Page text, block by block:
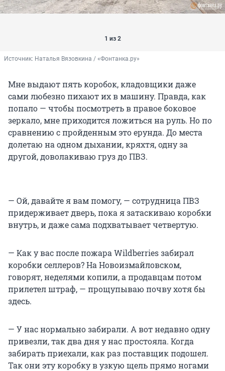
1 из 2
Источник: Наталья Вязовкина / «Фонтанка.ру»
Мне выдают пять коробок, кладовщики даже
сами любезно пихают их в машину. Правда, как
попало — чтобы посмотреть в правое боковое
зеркало, мне приходится ложиться на руль. Но по
сравнению с пройденным это ерунда. До места
долетаю на одном дыхании, кряхтя, одну за
другой, доволакиваю груз до ПВЗ.
— Ой, давайте я вам помогу, — сотрудница ПВЗ
придерживает дверь, пока я затаскиваю коробки
внутрь, и даже сама подхватывает четвертую.
— Как у вас после пожара Wildberries забирал
коробки селлеров? На Новоизмайловском,
говорят, неделями копили, а продавцам потом
прилетел штраф, — прощупываю почву хотя бы
здесь.
— У нас нормально забирали. А вот недавно одну
привезли, так два дня у нас простояла. Когда
забирать приехали, как раз поставщик подошел.
Так они эту коробку в узкую щель прямо ногами